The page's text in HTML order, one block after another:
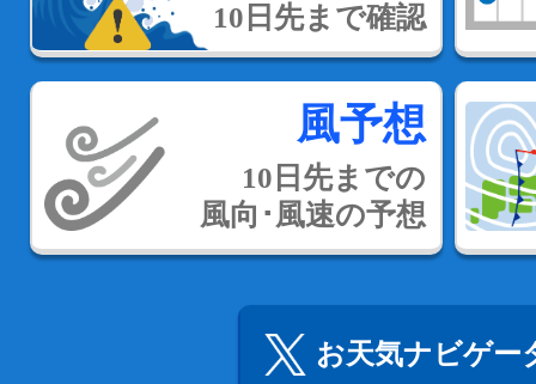
10日先まで確認
風予想
10日先までの
風向･風速の予想
お天気ナビゲー